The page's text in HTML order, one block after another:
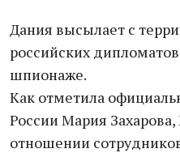
Дания высылает с
российских
шпионаже.
Как отметила
России Мария
отношении